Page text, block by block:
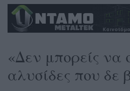
«Δεν μπορείς να
αλυσίδες που δε